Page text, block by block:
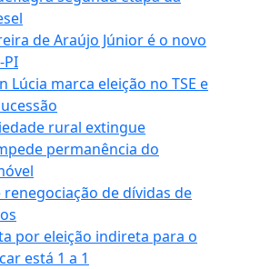
de Araújo Júnior é o novo
PI
marca eleição no TSE e
rural extingue
permanência do
de dívidas de
por eleição indireta para o
está 1 a 1